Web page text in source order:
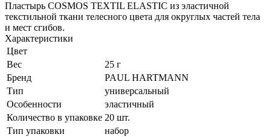
Пластырь COSMOS TEXTIL ELASTIC из эластичной
текстильной ткани телесного цвета для округлых частей тела
и мест сгибов.
Характеристики
Цвет
Вес
25 г
Бренд
PAUL HARTMANN
Тип
универсальный
Особенности
эластичный
Количество в упаковке 20 шт.
Тип упаковки
набор